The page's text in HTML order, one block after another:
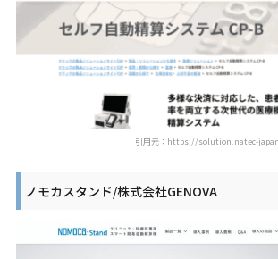
引用元：https://solution.natec-
ノモカスタンド/株式会社GENOVA